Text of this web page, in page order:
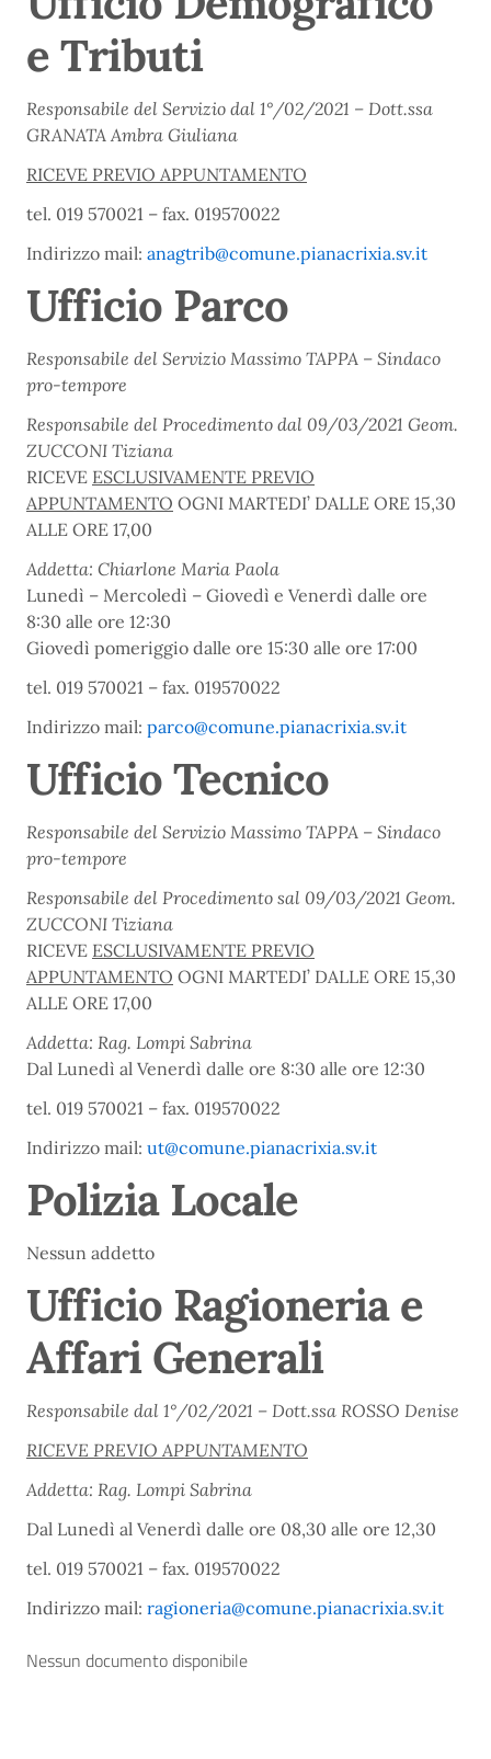
e Tributi
Responsabile del Servizio dal 1°/02/2021 – Dott.ssa
GRANATA Ambra Giuliana
RICEVE PREVIO APPUNTAMENTO
tel. 019 570021 – fax. 019570022
Indirizzo mail: anagtrib@comune.pianacrixia.sv.it
Ufficio Parco
Responsabile del Servizio Massimo TAPPA – Sindaco
pro-tempore
Responsabile del Procedimento dal 09/03/2021 Geom.
ZUCCONI Tiziana
RICEVE ESCLUSIVAMENTE PREVIO
APPUNTAMENTO OGNI MARTEDI’ DALLE ORE 15,30
ALLE ORE 17,00
Addetta: Chiarlone Maria Paola
Lunedì – Mercoledì – Giovedì e Venerdì dalle ore
8:30 alle ore 12:30
Giovedì pomeriggio dalle ore 15:30 alle ore 17:00
tel. 019 570021 – fax. 019570022
Indirizzo mail: parco@comune.pianacrixia.sv.it
Ufficio Tecnico
Responsabile del Servizio Massimo TAPPA – Sindaco
pro-tempore
Responsabile del Procedimento sal 09/03/2021 Geom.
ZUCCONI Tiziana
RICEVE ESCLUSIVAMENTE PREVIO
APPUNTAMENTO OGNI MARTEDI’ DALLE ORE 15,30
ALLE ORE 17,00
Addetta: Rag. Lompi Sabrina
Dal Lunedì al Venerdì dalle ore 8:30 alle ore 12:30
tel. 019 570021 – fax. 019570022
Indirizzo mail: ut@comune.pianacrixia.sv.it
Polizia Locale
Nessun addetto
Ufficio Ragioneria e
Affari Generali
Responsabile dal 1°/02/2021 – Dott.ssa ROSSO Denise
RICEVE PREVIO APPUNTAMENTO
Addetta: Rag. Lompi Sabrina
Dal Lunedì al Venerdì dalle ore 08,30 alle ore 12,30
tel. 019 570021 – fax. 019570022
Indirizzo mail: ragioneria@comune.pianacrixia.sv.it
Nessun documento disponibile